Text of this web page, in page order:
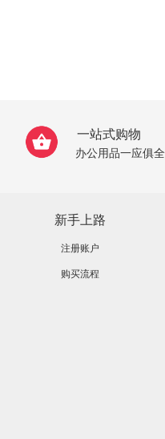
一站式购物
办公用品一应俱全
新手上路
注册账户
购买流程